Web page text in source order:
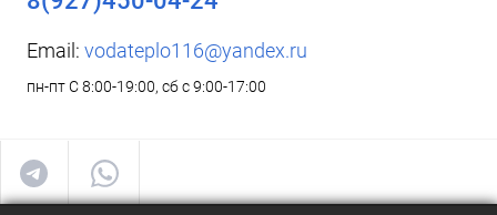
Email: vodateplo116@yandex.ru
пн-пт С 8:00-19:00, сб с 9:00-17:00